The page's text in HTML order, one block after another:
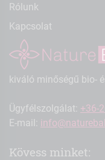
Rólunk
Kapcsolat
kiváló minőségű bio-
Ügyfélszolgálat: +36-
E-mail:
Kövess minket: